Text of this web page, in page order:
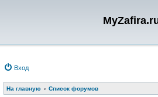
Вход
На главную Список форумов